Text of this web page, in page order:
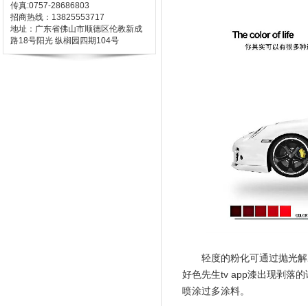
传真:0757-28686803
招商热线：13825553717
地址：广东省佛山市顺德区伦教新成
路18号阳光 纵榈园四期104号
轻度的粉化可通过抛光解决
好色先生tv app漆出现剥落的
喷涂过多涂料。